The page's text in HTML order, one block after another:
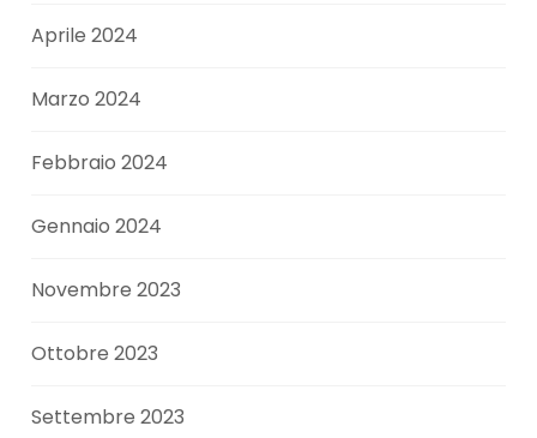
Aprile 2024
Marzo 2024
Febbraio 2024
Gennaio 2024
Novembre 2023
Ottobre 2023
Settembre 2023